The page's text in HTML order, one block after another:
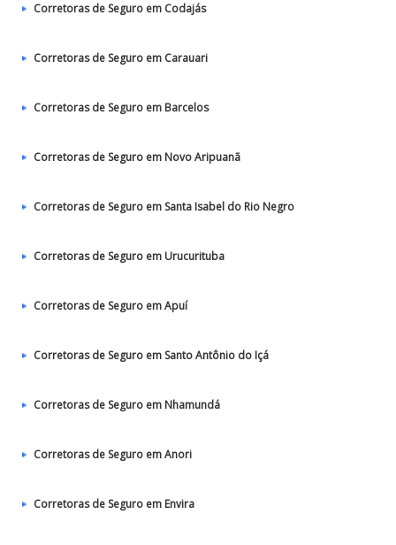
Corretoras de Seguro em Codajás
Corretoras de Seguro em Carauari
Corretoras de Seguro em Barcelos
Corretoras de Seguro em Novo Aripuanã
Corretoras de Seguro em Santa Isabel do Rio Negro
Corretoras de Seguro em Urucurituba
Corretoras de Seguro em Apuí
Corretoras de Seguro em Santo Antônio do Içá
Corretoras de Seguro em Nhamundá
Corretoras de Seguro em Anori
Corretoras de Seguro em Envira